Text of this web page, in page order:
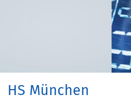
HS München